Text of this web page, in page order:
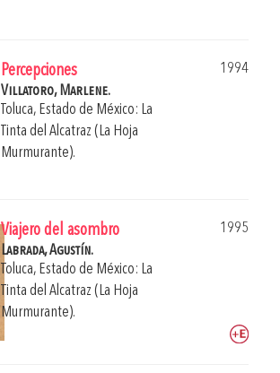
Percepciones
1994
Villatoro, Marlene.
Toluca, Estado de México: La
Tinta del Alcatraz (La Hoja
Murmurante).
Viajero del asombro
1995
Labrada, Agustín.
Toluca, Estado de México: La
Tinta del Alcatraz (La Hoja
Murmurante).